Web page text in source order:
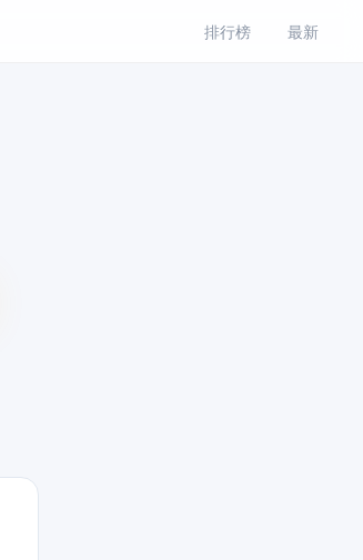
排行榜 最新